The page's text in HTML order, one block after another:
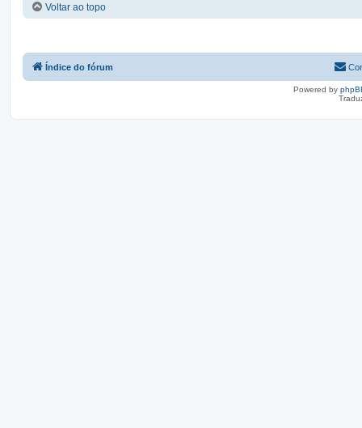
Voltar ao topo
Índice do fórum
Powered by